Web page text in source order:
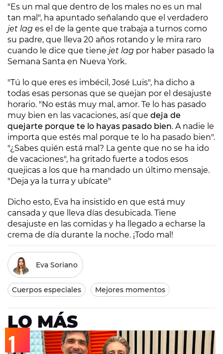
"Es un mal que dentro de los males no es un mal
tan mal", ha apuntado señalando que el verdadero
jet lag es el de la gente que trabaja a turnos como
su padre, que lleva 20 años rotando y le mira raro
cuando le dice que tiene jet lag por haber pasado la
Semana Santa en Nueva York.
"Tú lo que eres es imbécil, José Luis", ha dicho a
todas esas personas que se quejan por el desajuste
horario. "No estás muy mal, amor. Te lo has pasado
muy bien en las vacaciones, así que deja de
quejarte porque te lo hayas pasado bien. A nadie le
importa que estés mal porque te lo ha pasado bien".
"¿Sabes quién está mal? La gente que no se ha ido
de vacaciones", ha gritado fuerte a todos esos
quejicas a los que ha mandado un último mensaje.
"Deja ya la turra y ubícate"
Dicho esto, Eva ha insistido en que está muy
cansada y que lleva días desubicada. Tiene
desajuste en las comidas y ha llegado a echarse la
crema de día durante la noche. ¡Todo mal!
Eva Soriano
Cuerpos especiales Mejores momentos
LO MÁS